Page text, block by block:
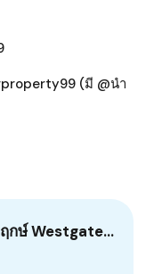
(มี @นำ
กษ์ Westgate…